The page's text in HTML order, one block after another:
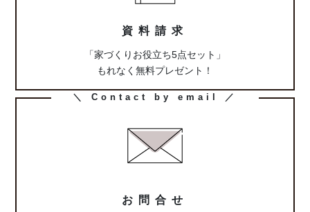
資料請求
「家づくりお役立ち5点セット」
もれなく無料プレゼント！
カ
＼ Contact by email ／
お問合せ